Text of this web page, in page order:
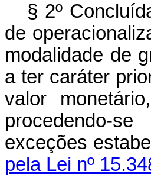
§ 2º
de
modalidade de
a ter caráter
valor
procedendo-
exceções
pela Lei nº